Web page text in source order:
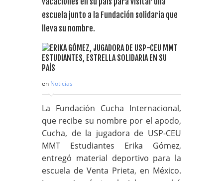
escuela junto a la Fundación solidaria que
lleva su nombre.
en Noticias
La Fundación Cucha Internacional,
que recibe su nombre por el apodo,
Cucha, de la jugadora de USP-CEU
MMT Estudiantes Erika Gómez,
entregó material deportivo para la
escuela de Venta Prieta, en México.